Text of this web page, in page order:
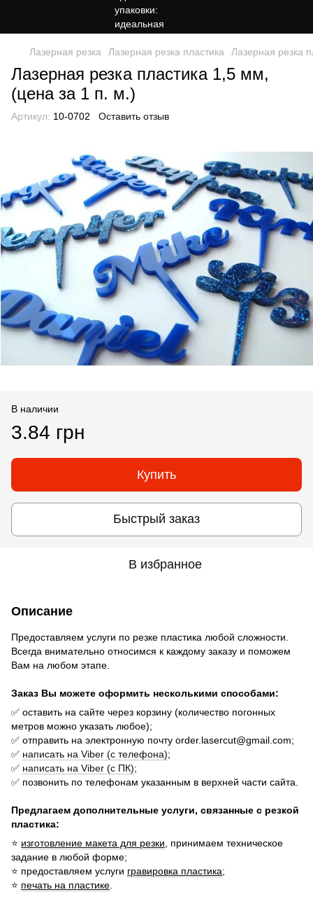
Лазерная резка Лазерная резка пластика Лазерная резка
Лазерная резка пластика 1,5 мм,
(цена за 1 п. м.)
Артикул: 10-0702 Оставить отзыв
В наличии
3.84 грн
Купить
Быстрый заказ
В избранное
Описание
Предоставляем услуги по резке пластика любой сложности.
Всегда внимательно относимся к каждому заказу и поможем
Вам на любом этапе.
Заказ Вы можете оформить несколькими способами:
✅ оставить на сайте через корзину (количество погонных
метров можно указать любое);
✅ отправить на электронную почту order.lasercut@gmail.com;
✅ написать на Viber (с телефона);
✅ написать на Viber (с ПК);
✅ позвонить по телефонам указанным в верхней части сайта.
Предлагаем дополнительные услуги, связанные с резкой
пластика:
⭐ изготовление макета для резки , принимаем техническое
задание в любой форме;
⭐ предоставляем услуги гравировка пластика;
⭐ печать на пластике